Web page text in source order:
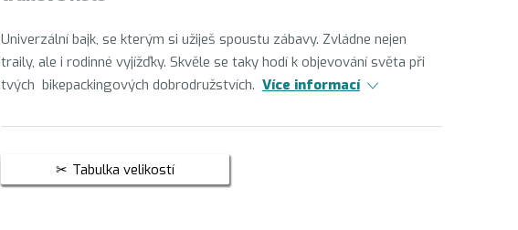
Univerzální bajk, se kterým si užiješ spoustu zábavy. Zvládne nejen
traily, ale i rodinné vyjížďky. Skvěle se taky hodí k objevování světa při
tvých bikepackingových dobrodružstvích. Více informací
Tabulka velikostí